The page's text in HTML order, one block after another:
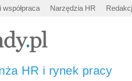
współpraca Narzędzia HR
HR i rynek pracy